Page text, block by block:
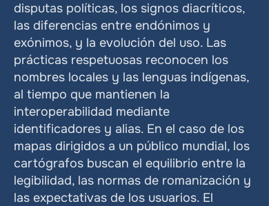
disputas políticas, los signos diacríticos,
las diferencias entre endónimos y
exónimos, y la evolución del uso. Las
prácticas respetuosas reconocen los
nombres locales y las lenguas indígenas,
al tiempo que mantienen la
interoperabilidad mediante
identificadores y alias. En el caso de los
mapas dirigidos a un público mundial, los
cartógrafos buscan el equilibrio entre la
legibilidad, las normas de romanización y
las expectativas de los usuarios. El